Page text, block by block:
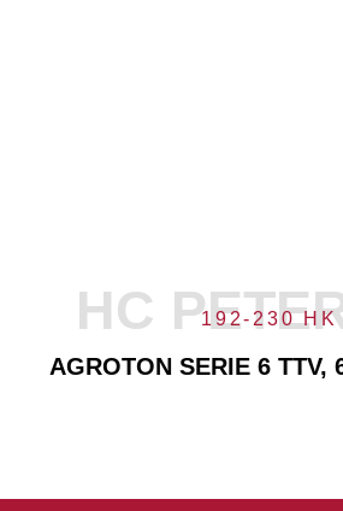
HC 192-230 HK
AGROTON SERIE 6 TTV,